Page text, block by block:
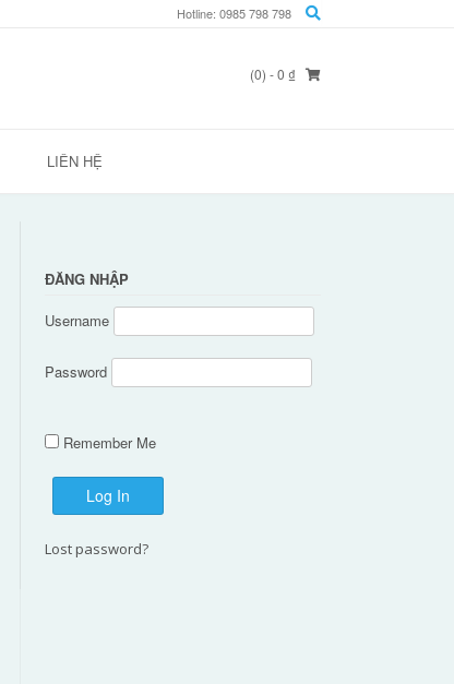
Hotline: 0985 798 798
(0) - 0 ₫
LIÊN HỆ
ĐĂNG NHẬP
Username
Password
Remember Me
Lost password?